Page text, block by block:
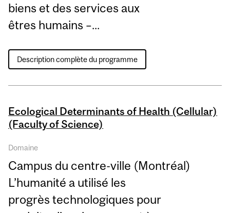
biens et des services aux
êtres humains –...
Description complète du programme
Ecological Determinants of Health (Cellular)
(Faculty of Science)
Domaine
Campus du centre-ville (Montréal)
L’humanité a utilisé les
progrès technologiques pour